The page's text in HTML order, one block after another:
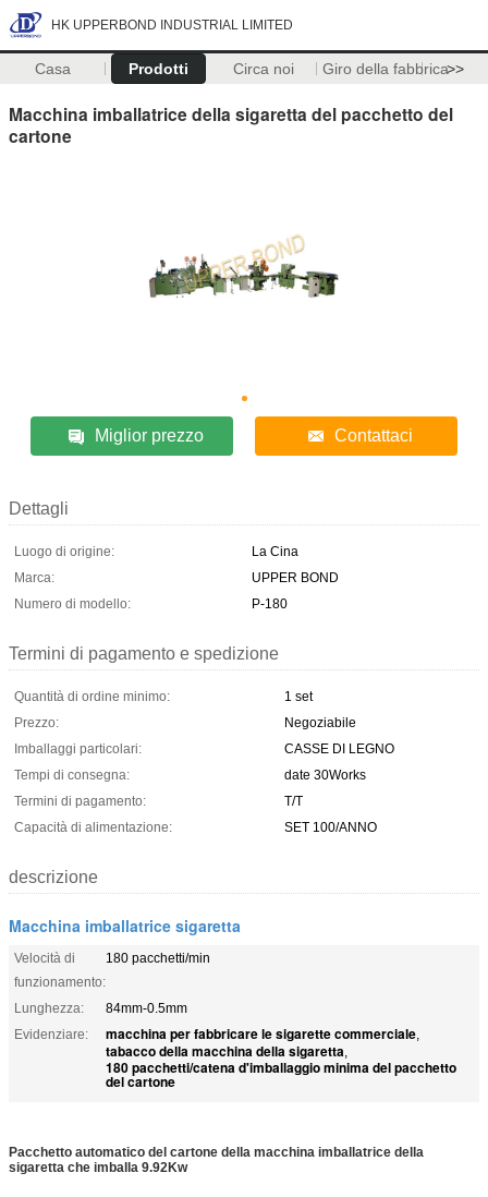
HK UPPERBOND INDUSTRIAL LIMITED
Casa Prodotti Circa noi Giro della fabbrica>>
Macchina imballatrice della sigaretta del pacchetto del
cartone
Miglior prezzo Contattaci
Dettagli
Luogo di origine:
La Cina
Marca:
UPPER BOND
Numero di modello:
P-180
Termini di pagamento e spedizione
Quantità di ordine minimo:
1 set
Prezzo:
Negoziabile
Imballaggi particolari:
CASSE DI LEGNO
Tempi di consegna:
date 30Works
Termini di pagamento:
T/T
Capacità di alimentazione:
SET 100/ANNO
descrizione
Macchina imballatrice sigaretta
Velocità di
funzionamento:
180 pacchetti/min
Lunghezza:
84mm-0.5mm
Evidenziare:
macchina per fabbricare le sigarette commerciale,
tabacco della macchina della sigaretta,
180 pacchetti/catena d'imballaggio minima del pacchetto
del cartone
Pacchetto automatico del cartone della macchina imballatrice della
sigaretta che imballa 9.92Kw